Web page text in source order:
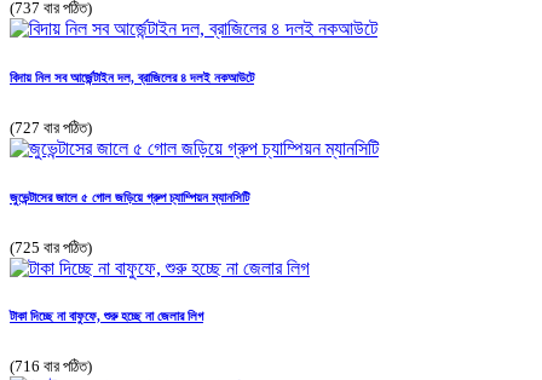
(737 বার পঠিত)
বিদায় নিল সব আর্জেন্টাইন দল, ব্রাজিলের ৪ দলই নকআউটে
(727 বার পঠিত)
জুভেন্টাসের জালে ৫ গোল জড়িয়ে গ্রুপ চ্যাম্পিয়ন ম্যানসিটি
(725 বার পঠিত)
টাকা দিচ্ছে না বাফুফে, শুরু হচ্ছে না জেলার লিগ
(716 বার পঠিত)